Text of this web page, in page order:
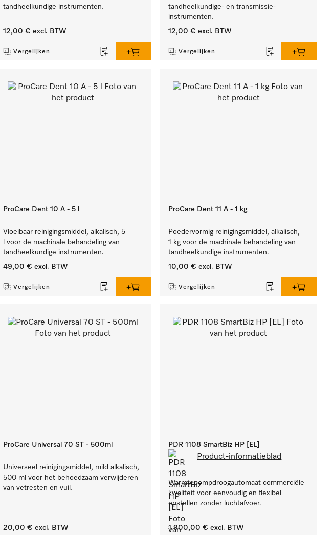
tandheelkundige instrumenten.
12,00 € excl. BTW
Vergelijken
tandheelkundige- en transmissie-
instrumenten.
12,00 € excl. BTW
Vergelijken
ProCare Dent 10 A - 5 l
Vloeibaar reinigingsmiddel, alkalisch, 5
l voor de machinale behandeling van
tandheelkundige instrumenten.
49,00 € excl. BTW
Vergelijken
ProCare Dent 11 A - 1 kg
Poedervormig reinigingsmiddel, alkalisch,
1 kg voor de machinale behandeling van
tandheelkundige instrumenten.
10,00 € excl. BTW
Vergelijken
ProCare Universal 70 ST - 500ml
Universeel reinigingsmiddel, mild alkalisch,
500 ml voor het behoedzaam verwijderen
van vetresten en vuil.
20,00 € excl. BTW
PDR 1108 SmartBiz HP [EL]
Product-informatieblad
Warmtepompdroogautomaat commerciële
kwaliteit voor eenvoudig en flexibel
opstellen zonder luchtafvoer.
1.900,00 € excl. BTW